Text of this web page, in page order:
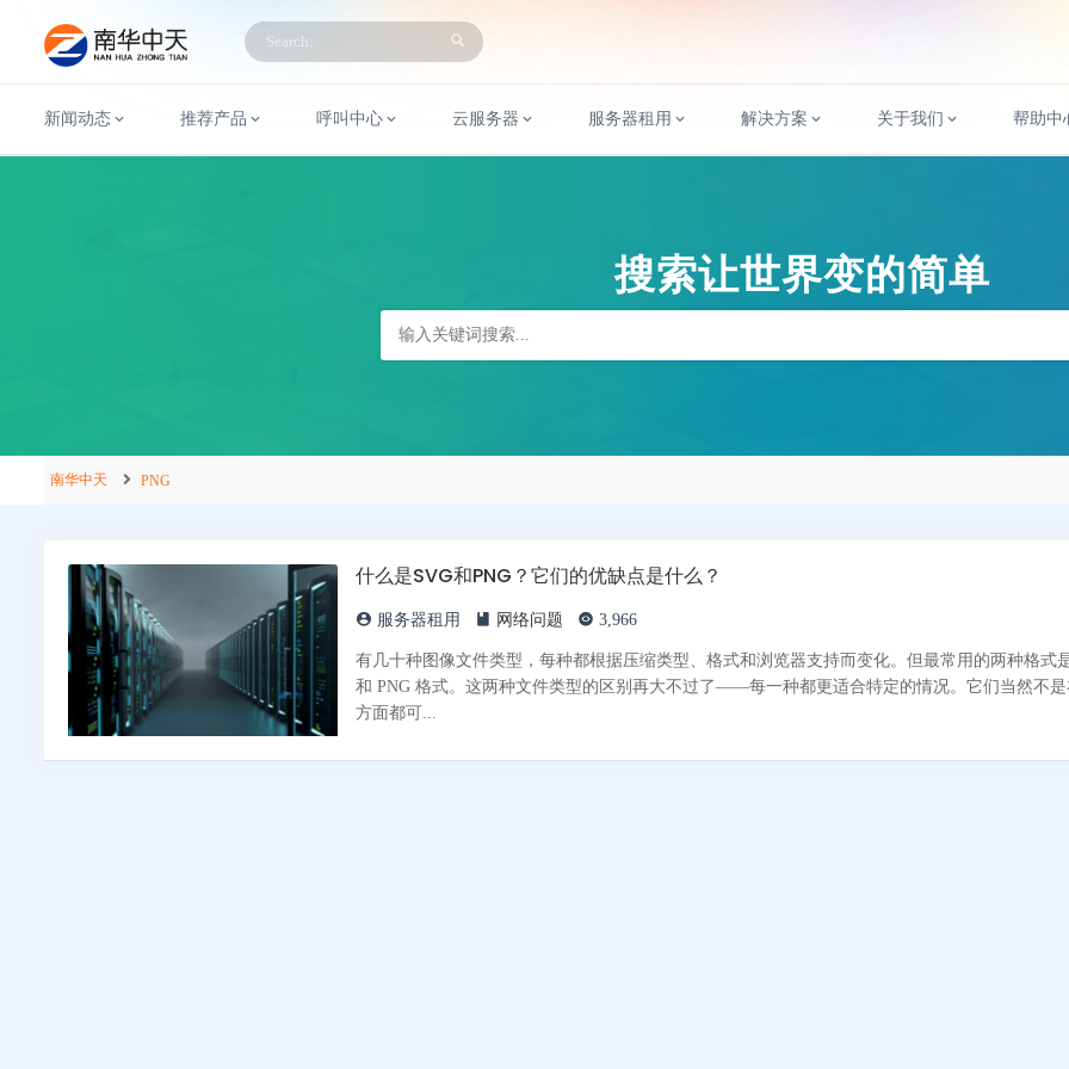
新闻动态 推荐产品 呼叫中心 云服务器 服务器租用 解决方案 关于我们 帮助中
搜索让世界变的简单
南华中天 PNG
什么是SVG和PNG？它们的优缺点是什么？
服务器租用 网络问题 3,966
有几十种图像文件类型，每种都根据压缩类型、格式和浏览器支持而变化。但最常用的两种格式
和 PNG 格式。这两种文件类型的区别再大不过了——每一种都更适合特定的情况。它们当然不
方面都可...